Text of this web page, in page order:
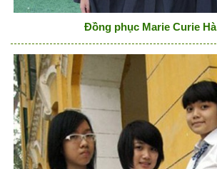
Đồng phục Marie Curie